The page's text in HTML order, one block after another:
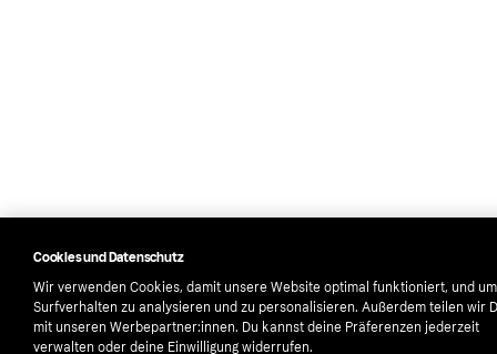
Cookies und Datenschutz
Wir verwenden Cookies, damit unsere Website optimal funktioniert, und
Surfverhalten zu analysieren und zu personalisieren. Außerdem teilen wir
mit unseren Werbepartner:innen. Du kannst deine Präferenzen jederzeit
verwalten oder deine Einwilligung widerrufen.